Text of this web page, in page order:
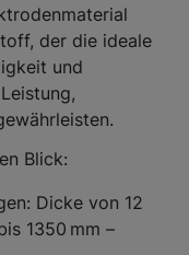
der die ideale
und
Blick:
Dicke von 12
1350 mm –